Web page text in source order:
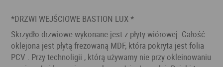
*DRZWI WEJŚCIOWE BASTION LUX *
Skrzydło drzwiowe wykonane jest z płyty wiórowej. Całość
oklejona jest płytą frezowaną MDF, która pokryta jest folia
PCV . Przy technoligii , którą używamy nie przy okleinowaniu